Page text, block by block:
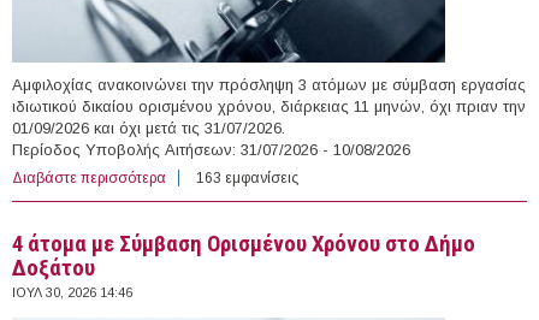
Αμφιλοχίας ανακοινώνει την πρόσληψη 3 ατόμων με σύμβαση εργασίας
ιδιωτικού δικαίου ορισμένου χρόνου, διάρκειας 11 μηνών, όχι πριαν την
01/09/2026 και όχι μετά τις 31/07/2026.
Περίοδος Υποβολής Αιτήσεων: 31/07/2026 - 10/08/2026
Διαβάστε περισσότερα για 3 άτομα με Σύμβαση Ορισμένου Χρόνου στο Δήμο
Αμφιλοχίας
163 εμφανίσεις
4 άτομα με Σύμβαση Ορισμένου Χρόνου στο Δήμο
Δοξάτου
ΙΟΥΛ 30, 2026 14:46